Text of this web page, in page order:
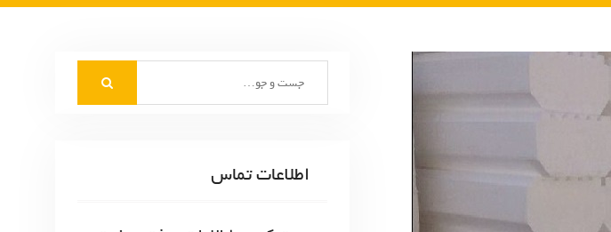
اطلاعات تماس